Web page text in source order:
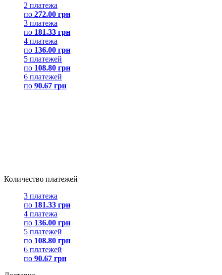
2 платежа
по 272.00 грн
3 платежа
по 181.33 грн
4 платежа
по 136.00 грн
5 платежей
по 108.80 грн
6 платежей
по 90.67 грн
Количество платежей
3 платежа
по 181.33 грн
4 платежа
по 136.00 грн
5 платежей
по 108.80 грн
6 платежей
по 90.67 грн